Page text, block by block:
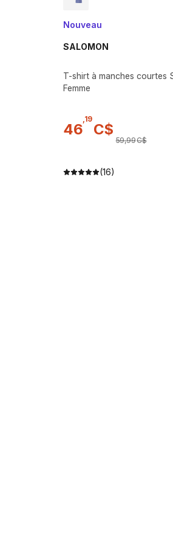
Nouveau
SALOMON
T-shirt à manches courtes
Femme
46
,19
C$
59,99C$
(16)